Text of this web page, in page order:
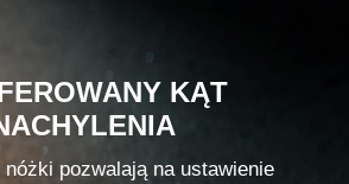
KĄT
nóżki pozwalają na ustawienie